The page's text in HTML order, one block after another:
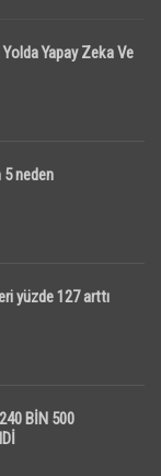
Yapay Zeka Ve
5 neden
yüzde 127 arttı
BİN 500